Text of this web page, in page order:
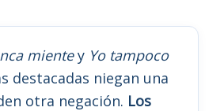
mientey Yo tampoco
destacadas niegan una
otra negación. Los